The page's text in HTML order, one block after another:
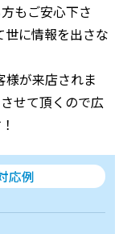
もご安心下さ
世に情報を出さな
様が来店されま
せて頂くので広
応例